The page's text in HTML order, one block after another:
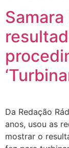
Da Redação
anos, usou as
mostrar o